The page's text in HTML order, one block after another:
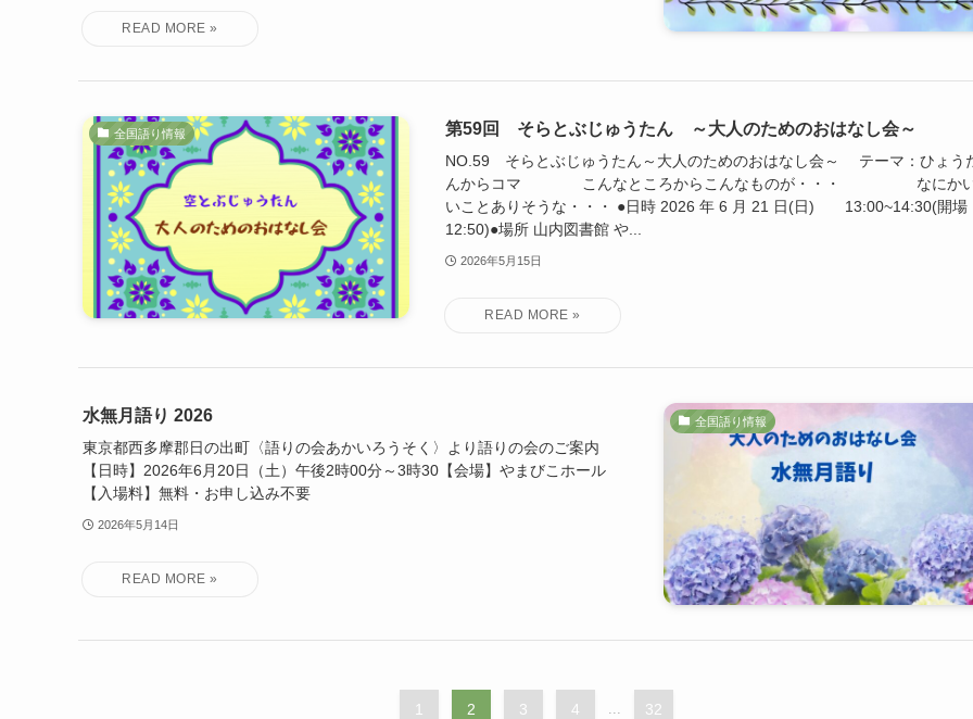
全国語り情報 第59回 そらとぶじゅうたん ～大人のためのおはなし会～
NO.59 そらとぶじゅうたん～大人のためのおはなし会～ テーマ：ひょう
んからコマ こんなところからこんなものが・・・ なにか
いことありそうな・・・ ●日時 2026 年 6 月 21 日(日) 13:00~14:30(開場
12:50)●場所 山内図書館 や...
2026年5月15日
全国語り情報
水無月語り 2026
東京都西多摩郡日の出町〈語りの会あかいろうそく〉より語りの会のご案内
【日時】2026年6月20日（土）午後2時00分～3時30【会場】やまびこホール
【入場料】無料・お申し込み不要
2026年5月14日
1 2 3 4 ... 32